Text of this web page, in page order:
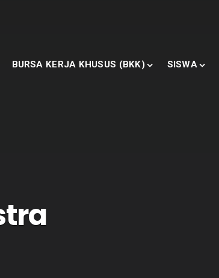
BURSA KERJA KHUSUS (BKK) SISWA